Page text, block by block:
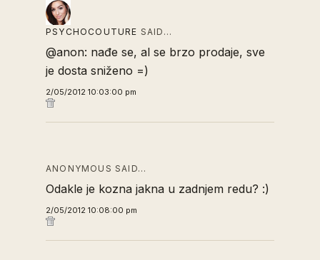
PSYCHOCOUTURE SAID…
@anon: nađe se, al se brzo prodaje, sve
je dosta sniženo =)
2/05/2012 10:03:00 pm
ANONYMOUS SAID…
Odakle je kozna jakna u zadnjem redu? :)
2/05/2012 10:08:00 pm